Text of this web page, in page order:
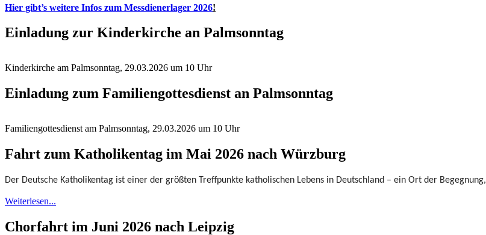
Hier gibt’s weitere Infos zum Messdienerlager 2026!
Einladung zur Kinderkirche an Palmsonntag
Kinderkirche am Palmsonntag, 29.03.2026 um 10 Uhr
Einladung zum Familiengottesdienst an Palmsonntag
Familiengottesdienst am Palmsonntag, 29.03.2026 um 10 Uhr
Fahrt zum Katholikentag im Mai 2026 nach Würzburg
Der Deutsche Katholikentag ist einer der größten Treffpunkte katholischen Lebens in Deutschland – ein Ort der Begegnung,
Weiterlesen...
Chorfahrt im Juni 2026 nach Leipzig